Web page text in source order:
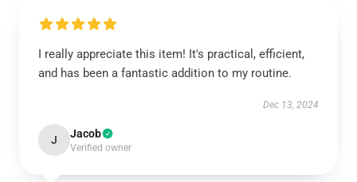
I really appreciate this item! It's practical, efficient,
and has been a fantastic addition to my routine.
Dec 13, 2024
J Jacob
Verified owner